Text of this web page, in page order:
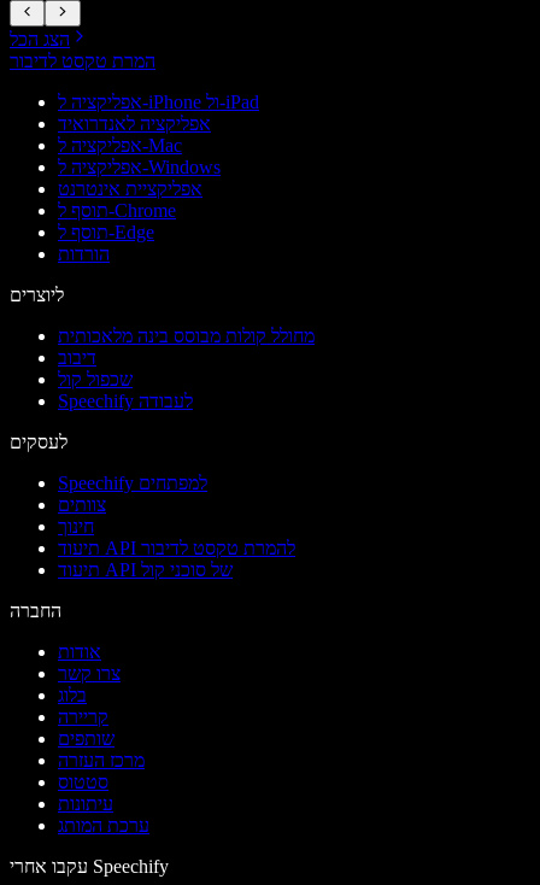
הצג הכל
המרת טקסט לדיבור
אפליקציה ל-iPhone ול-iPad
אפליקציה לאנדרואיד
אפליקציה ל-Mac
אפליקציה ל-Windows
אפליקציית אינטרנט
תוסף ל-Chrome
תוסף ל-Edge
הורדות
ליוצרים
מחולל קולות מבוסס בינה מלאכותית
דיבוב
שכפול קול
Speechify לעבודה
לעסקים
Speechify למפתחים
צוותים
חינוך
תיעוד API להמרת טקסט לדיבור
תיעוד API של סוכני קול
החברה
אודות
צרו קשר
בלוג
קריירה
שותפים
מרכז העזרה
סטטוס
עיתונות
ערכת המותג
עקבו אחרי Speechify